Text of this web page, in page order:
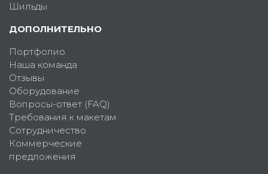
Шильды
ДОПОЛНИТЕЛЬНО
Портфолио
Наша команда
Отзывы
Оборудование
Вопросы-ответ (FAQ)
Требования к макетам
Сотрудничество
Коммерческие
предложения